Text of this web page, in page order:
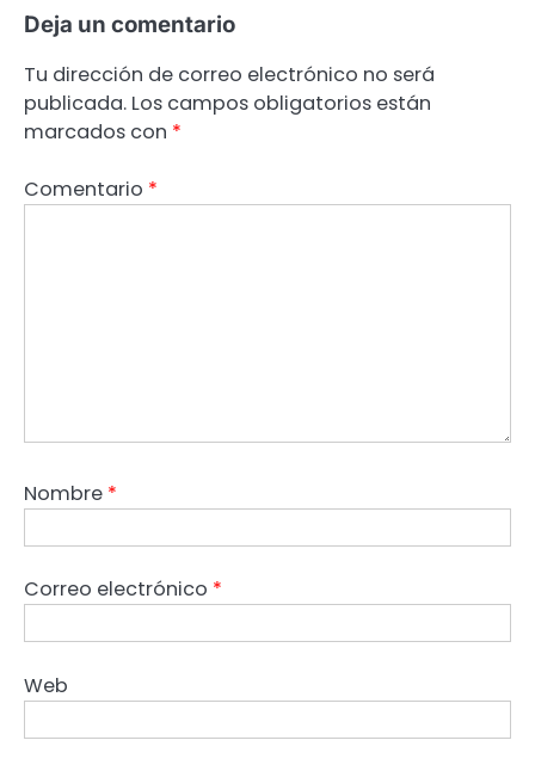
Deja un comentario
Tu dirección de correo electrónico no será
publicada. Los campos obligatorios están
marcados con *
Comentario *
Nombre *
Correo electrónico *
Web